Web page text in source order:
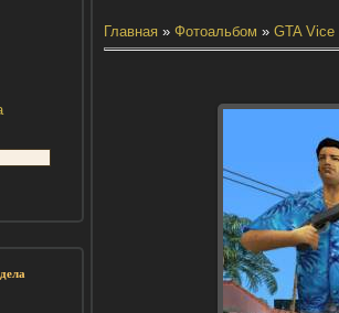
Главная» Фотоальбом » GTA Vice